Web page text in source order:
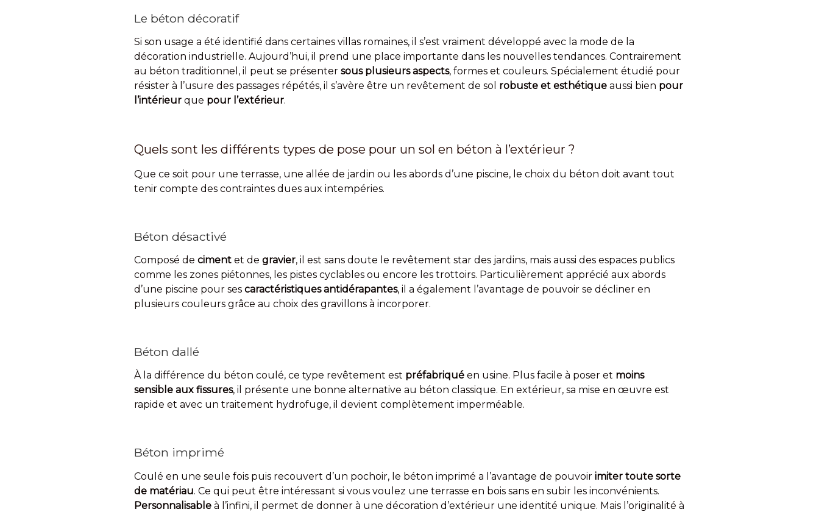
Le béton décoratif
Si son usage a été identifié dans certaines villas romaines, il s’est vraiment développé avec la mode de la
décoration industrielle. Aujourd’hui, il prend une place importante dans les nouvelles tendances. Contrairement
au béton traditionnel, il peut se présenter sous plusieurs aspects, formes et couleurs. Spécialement étudié pour
résister à l’usure des passages répétés, il s’avère être un revêtement de sol robuste et esthétique aussi bien pour
l’intérieur que pour l’extérieur.
Quels sont les différents types de pose pour un sol en béton à l’extérieur ?
Que ce soit pour une terrasse, une allée de jardin ou les abords d’une piscine, le choix du béton doit avant tout
tenir compte des contraintes dues aux intempéries.
Béton désactivé
Composé de ciment et de gravier, il est sans doute le revêtement star des jardins, mais aussi des espaces publics
comme les zones piétonnes, les pistes cyclables ou encore les trottoirs. Particulièrement apprécié aux abords
d’une piscine pour ses caractéristiques antidérapantes, il a également l’avantage de pouvoir se décliner en
plusieurs couleurs grâce au choix des gravillons à incorporer.
Béton dallé
À la différence du béton coulé, ce type revêtement est préfabriqué en usine. Plus facile à poser et moins
sensible aux fissures, il présente une bonne alternative au béton classique. En extérieur, sa mise en œuvre est
rapide et avec un traitement hydrofuge, il devient complètement imperméable.
Béton imprimé
Coulé en une seule fois puis recouvert d’un pochoir, le béton imprimé a l’avantage de pouvoir imiter toute sorte
de matériau. Ce qui peut être intéressant si vous voulez une terrasse en bois sans en subir les inconvénients.
Personnalisable à l’infini, il permet de donner à une décoration d’extérieur une identité unique. Mais l’originalité à